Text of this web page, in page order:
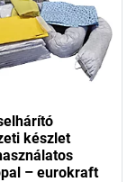
készlet
– eurokraft